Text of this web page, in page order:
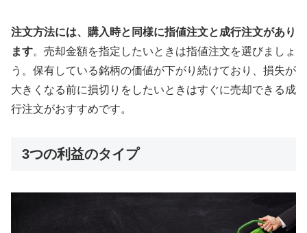
注文方法には、購入時と同様に指値注文と成行注文があり
ます。売却金額を指定したいときは指値注文を選びましょ
う。保有している銘柄の価値が下がり続けており、損失が
大きくなる前に損切りをしたいときはすぐに売却できる成
行注文がおすすめです。
3つの利益のタイプ